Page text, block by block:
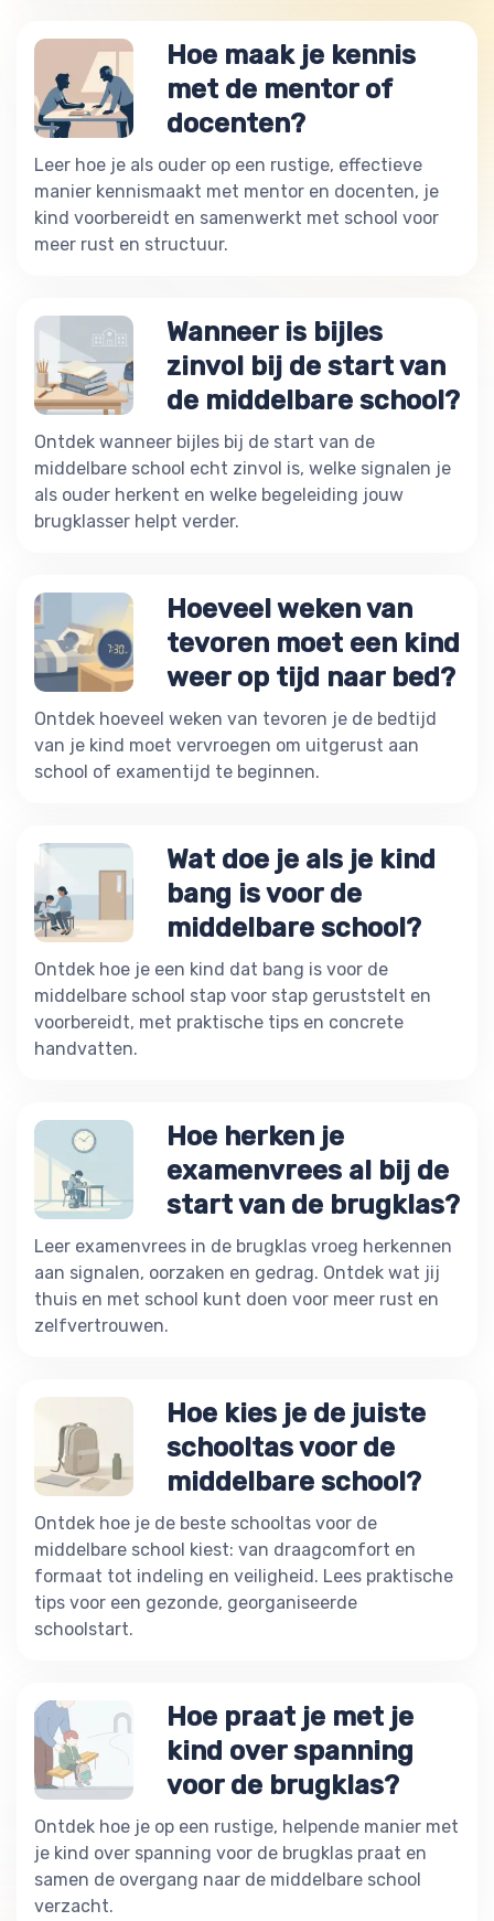
Hoe maak je kennis
met de mentor of
docenten?
Leer hoe je als ouder op een rustige, effectieve
manier kennismaakt met mentor en docenten, je
kind voorbereidt en samenwerkt met school voor
meer rust en structuur.
Wanneer is bijles
zinvol bij de start van
de middelbare school?
Ontdek wanneer bijles bij de start van de
middelbare school echt zinvol is, welke signalen je
als ouder herkent en welke begeleiding jouw
brugklasser helpt verder.
Hoeveel weken van
tevoren moet een kind
weer op tijd naar bed?
Ontdek hoeveel weken van tevoren je de bedtijd
van je kind moet vervroegen om uitgerust aan
school of examentijd te beginnen.
Wat doe je als je kind
bang is voor de
middelbare school?
Ontdek hoe je een kind dat bang is voor de
middelbare school stap voor stap geruststelt en
voorbereidt, met praktische tips en concrete
handvatten.
Hoe herken je
examenvrees al bij de
start van de brugklas?
Leer examenvrees in de brugklas vroeg herkennen
aan signalen, oorzaken en gedrag. Ontdek wat jij
thuis en met school kunt doen voor meer rust en
zelfvertrouwen.
Hoe kies je de juiste
schooltas voor de
middelbare school?
Ontdek hoe je de beste schooltas voor de
middelbare school kiest: van draagcomfort en
formaat tot indeling en veiligheid. Lees praktische
tips voor een gezonde, georganiseerde
schoolstart.
Hoe praat je met je
kind over spanning
voor de brugklas?
Ontdek hoe je op een rustige, helpende manier met
je kind over spanning voor de brugklas praat en
samen de overgang naar de middelbare school
verzacht.